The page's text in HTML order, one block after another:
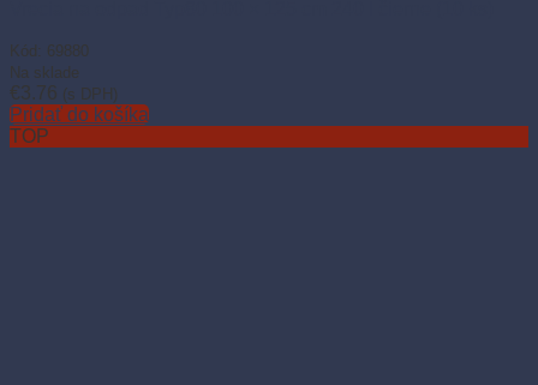
Kód: 69880
Na sklade
€3.76 (s DPH)
Pridať do košíka
TOP